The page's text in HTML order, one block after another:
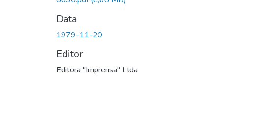
Data
1979-11-20
Editor
Editora "Imprensa" Ltda